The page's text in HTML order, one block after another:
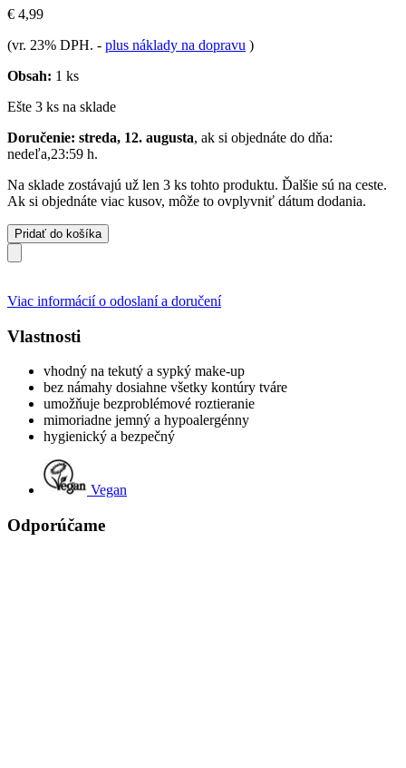
€ 4,99
(vr. 23% DPH. - plus náklady na dopravu )
Obsah: 1 ks
Ešte 3 ks na sklade
Doručenie: streda, 12. augusta, ak si objednáte do dňa:
nedeľa,23:59 h.
Na sklade zostávajú už len 3 ks tohto produktu. Ďalšie sú na ceste.
Ak si objednáte viac kusov, môže to ovplyvniť dátum dodania.
Pridať do košíka
Viac informácií o odoslaní a doručení
Vlastnosti
vhodný na tekutý a sypký make-up
bez námahy dosiahne všetky kontúry tváre
umožňuje bezproblémové roztieranie
mimoriadne jemný a hypoalergénny
hygienický a bezpečný
Vegan
Odporúčame